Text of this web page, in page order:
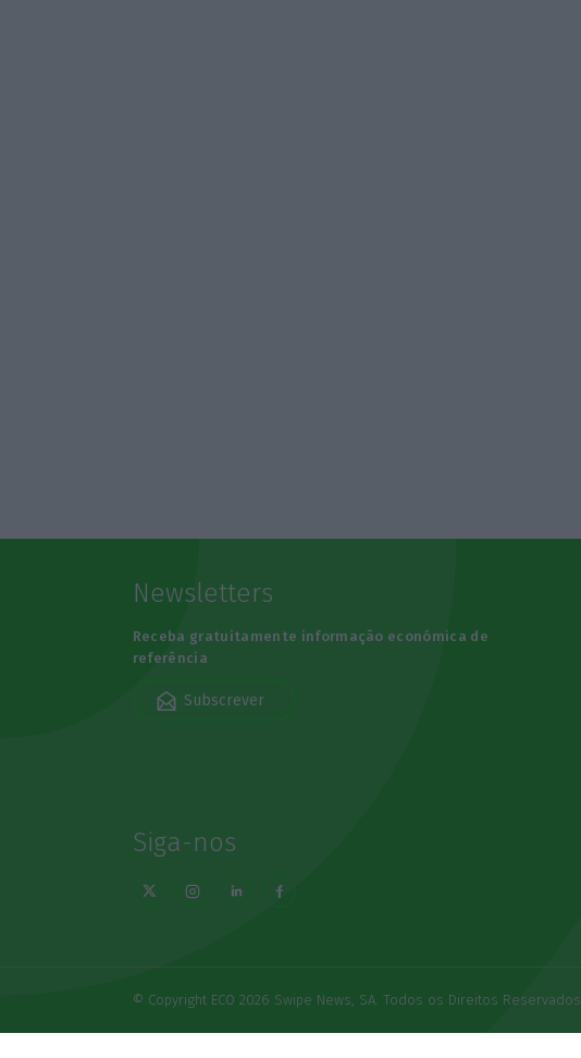
Newsletters
Receba gratuitamente informação económica de
referência
Subscrever
Siga-nos
© Copyright ECO 2026 Swipe News, SA. Todos os Direitos Reservados